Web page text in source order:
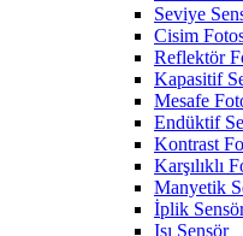
Seviye
Cisim
Reflektör
Kapasitif
Mesafe
Endüktif
Kontrast
Karşılıklı
Manyetik
İplik
Isı Sensör